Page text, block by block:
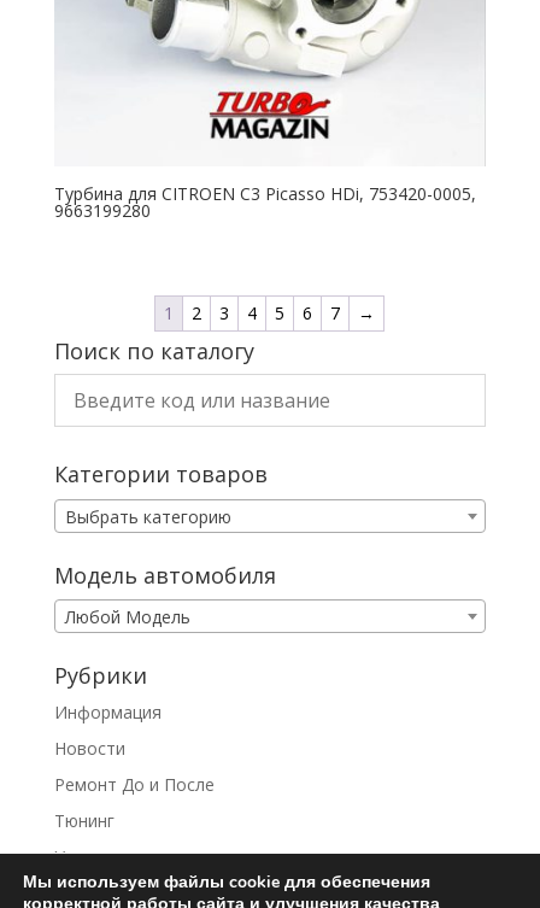
Турбина для CITROEN C3 Picasso HDi, 753420-0005,
9663199280
1 2 3 4 5 6 7 →
Поиск по каталогу
Категории товаров
Выбрать категорию
Модель автомобиля
Любой Модель
Рубрики
Информация
Новости
Ремонт До и После
Тюнинг
Услуги
Мы используем файлы cookie для обеспечения